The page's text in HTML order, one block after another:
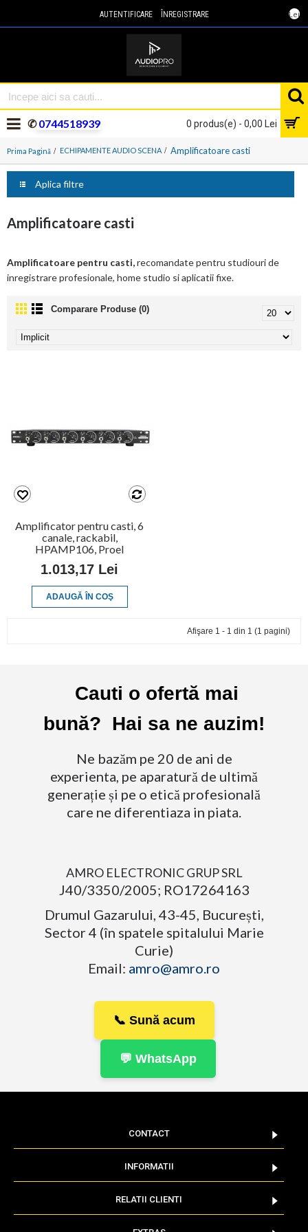
Lei
AUTENTIFICARE ÎNREGISTRARE
0 produs(e) - 0,00 Lei
✆0744518939
Prima Pagină ECHIPAMENTE AUDIO SCENA Amplificatoare casti
Aplica filtre
Amplificatoare casti
Amplificatoare pentru casti,recomandate pentru studiouri de
inregistrare profesionale, home studio si aplicatii fixe.
Comparare Produse (0)
Amplificator pentru casti, 6
canale, rackabil,
HPAMP106, Proel
1.013,17 Lei
ADAUGĂ ÎN COŞ
Afişare 1 - 1 din 1 (1 pagini)
Cauti o ofertă mai
bună? Hai sa ne auzim!
Ne bazăm pe 20 de ani de
experienta, pe aparatură de ultimă
generație și pe o etică profesională
care ne diferentiaza in piata.
AMRO ELECTRONIC GRUP SRL
J40/3350/2005; RO17264163
Drumul Gazarului, 43-45, București,
Sector 4 (în spatele spitalului Marie
Curie)
Email: amro@amro.ro
📞 Sună acum
💬 WhatsApp
CONTACT
INFORMATII
RELATII CLIENTI